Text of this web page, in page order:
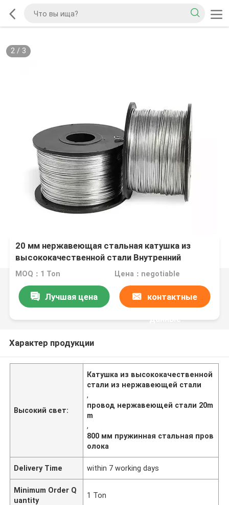
2/ 3
20 мм нержавеющая стальная катушка из
высококачественной стали Внутренний
диаметр 200-800 мм Внешний диаметр 400-
MOQ：1 Ton Цена：negotiable
Лучшая цена контактные
данные
Характер продукции
Высокий свет:
Катушка из высококачественной
стали из нержавеющей стали
,
провод нержавеющей стали 20m
m
,
800 мм пружинная стальная пров
олока
Delivery Time within 7 working days
Minimum Order Q
uantity
1 Ton